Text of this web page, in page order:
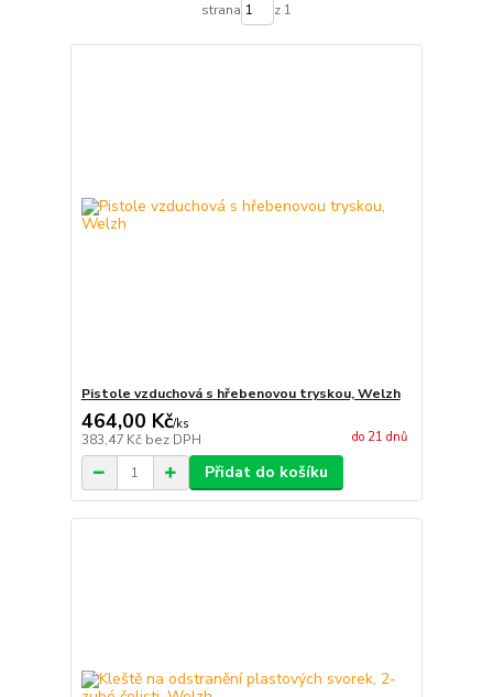
strana z 1
Pistole vzduchová s hřebenovou tryskou, Welzh
464,00 Kč/ks
383,47 Kč bez DPH do 21 dnů
Přidat do košíku